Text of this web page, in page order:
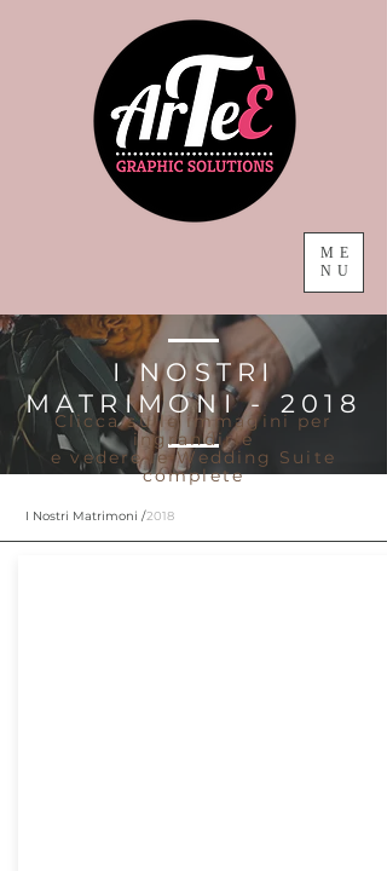
ME
NU
I NOSTRI
MATRIMONI - 2018
Clicca sulle immagini per
ingrandirle
e vedere le Wedding Suite
complete
I Nostri Matrimoni /2018